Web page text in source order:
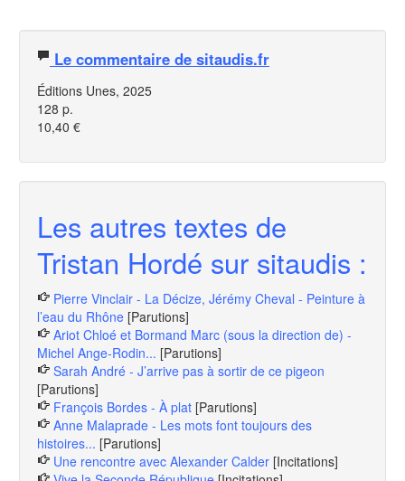
Le commentaire de sitaudis.fr
Éditions Unes, 2025
128 p.
10,40 €
Les autres textes de
Tristan Hordé sur sitaudis :
Pierre Vinclair - La Décize, Jérémy Cheval - Peinture à
l’eau du Rhône [Parutions]
Ariot Chloé et Bormand Marc (sous la direction de) -
Michel Ange-Rodin... [Parutions]
Sarah André - J’arrive pas à sortir de ce pigeon
[Parutions]
François Bordes - À plat [Parutions]
Anne Malaprade - Les mots font toujours des
histoires... [Parutions]
Une rencontre avec Alexander Calder [Incitations]